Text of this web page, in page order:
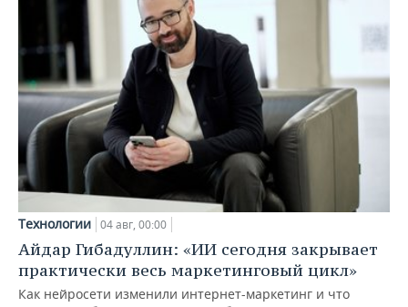
Технологии 04 авг, 00:00
Айдар Гибадуллин: «ИИ сегодня закрывает
практически весь маркетинговый цикл»
Как нейросети изменили интернет-маркетинг и что